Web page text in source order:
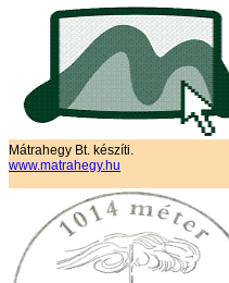
Mátrahegy Bt. készíti.
www.matrahegy.hu